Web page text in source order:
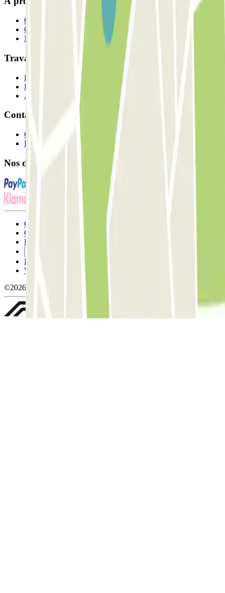
Qui sommes-nous ?
Comment ça marche?
Nos parkings
Travaillons ensemble?
Professionnels
Fournisseur de parking
Affiliés
Contact
Contactez-nous
FAQ
Nos différents modes de paiement:
Conditions générales d'utilisation et contrat
Conditions d'annulation
Politique relative aux cookies
Politique de confidentialité
Whistleblowing
©2026 Parclick. Tous droits réservés